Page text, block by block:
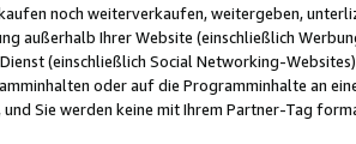
noch weiterverkaufen, weitergeben,
außerhalb Ihrer Website (einschließlich
(einschließlich Social Networking-
oder auf die Programminhalte an
Sie werden keine mit Ihrem Partner-Tag